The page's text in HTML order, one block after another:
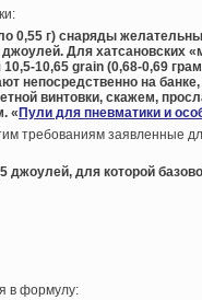
0,55 г) снаряды
Для хатсановских
10,65 grain (0,68-0,69
непосредственно на
винтовки, скажем,
« Пули для пневматики и
требованиям заявленные
джоулей, для которой
в формулу: